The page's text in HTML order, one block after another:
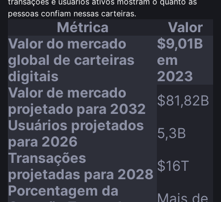
pessoas confiam nessas carteiras.
Métrica
Valor
Valor do mercado
global de carteiras
digitais
$9,01B
em
2023
Valor de mercado
projetado para 2032
$81,82B
Usuários projetados
para 2026
5,3B
Transações
projetadas para 2028 $16T
Porcentagem da
Mais de